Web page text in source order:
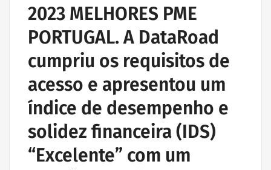
2023 MELHORES PME
PORTUGAL. A DataRoad
cumpriu os requisitos de
acesso e apresentou um
índice de desempenho e
solidez financeira (IDS)
“Excelente” com um